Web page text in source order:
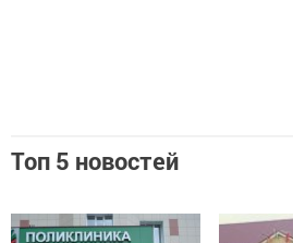
Топ 5 новостей